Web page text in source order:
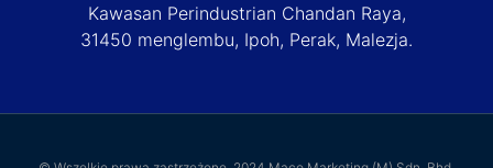
Kawasan Perindustrian Chandan Raya,
31450 menglembu, Ipoh, Perak, Malezja.